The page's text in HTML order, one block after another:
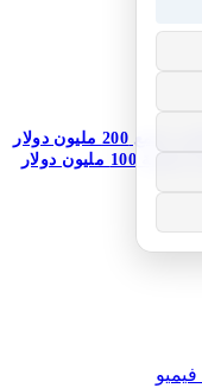
شركة Simile الناشئة ذات المستخدم الاصطناعي تجمع 200 مليون دولار
فيميو